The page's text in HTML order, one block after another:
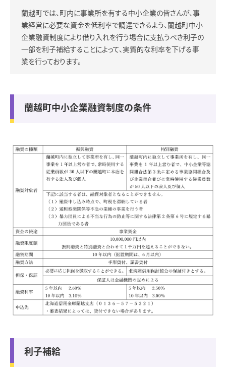
蘭越町では、町内に事業所を有する中小企業の皆さんが、事
業経営に必要な資金を低利率で調達できるよう、蘭越町中小
企業融資制度により借り入れを行う場合に支払うべき利子の
一部を利子補給することによって、実質的な利率を下げる事
業を行っております。
蘭越町中小企業融資制度の条件
利子補給